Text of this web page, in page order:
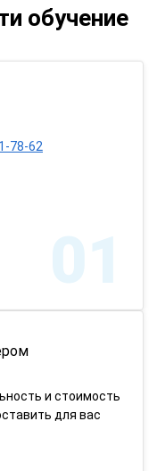
обучение
78-62
01
и стоимость
для вас